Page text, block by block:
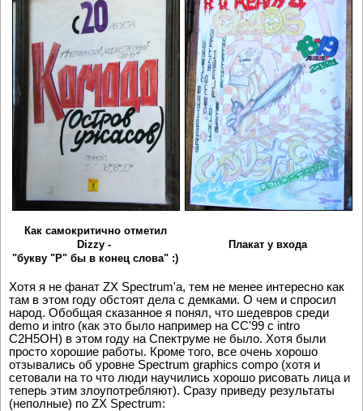
Как самокритично отметил
Dizzy -
"букву "Р" бы в конец слова" :)
Плакат у входа
Хотя я не фанат ZX Spectrum'a, тем не менее интересно как
там в этом году обстоят дела с демками. О чем и спросил
народ. Обобщая сказанное я понял, что шедевров среди
demo и intro (как это было например на CC'99 с intro
C2H5OH) в этом году на Спектруме не было. Хотя были
просто хорошие работы. Кроме того, все очень хорошо
отзывались об уровне Spectrum graphics compo (хотя и
сетовали на то что люди научились хорошо рисовать лица и
теперь этим злоупотребляют). Сразу приведу результаты
(неполные) по ZX Spectrum: